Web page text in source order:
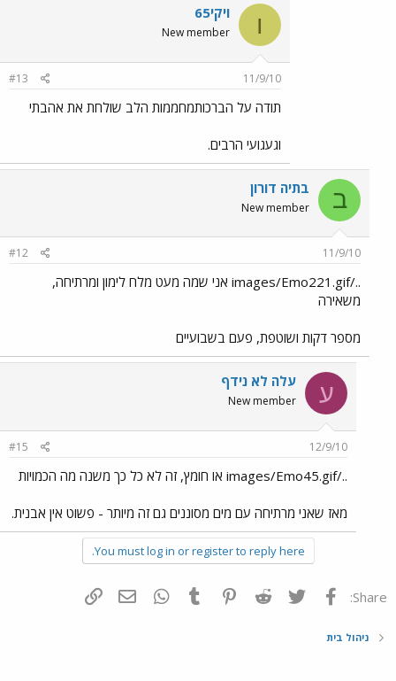
ו ויקי65
New member
11/9/10
#13
תודה על הברכותמחממות הלב שולחת את אהבתי
וגעגועי הרבים.
ב בתיה דורון
New member
11/9/10
#12
../images/Emo221.gif אני שמה מעט מלח לימון ומרתיחה,
משאירה
מספר דקות ושוטפת, פעם בשבועיים
ע עלה לא נידף
New member
12/9/10
#15
../images/Emo45.gif או חומץ, זה לא כל כך משנה מה הכמויות
מאז שאני מרתיחה עם מים מסוננים גם זה מיותר - פשוט אין אבנית.
You must log in or register to reply here.
Share: פייסבוק Twitter
Reddit
Pinterest
Tumblr
WhatsAppדואר אלקטרוני
ניהול בית